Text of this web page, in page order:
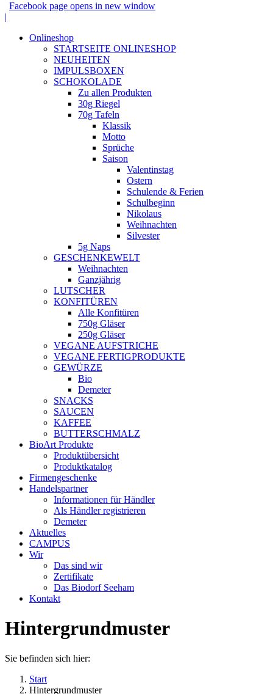
Facebook page opens in new window
|
Onlineshop
STARTSEITE ONLINESHOP
NEUHEITEN
IMPULSBOXEN
SCHOKOLADE
Zu allen Produkten
30g Riegel
70g Tafeln
Klassik
Motto
Sprüche
Saison
Valentinstag
Ostern
Schulende & Ferien
Schulbeginn
Nikolaus
Weihnachten
Silvester
5g Naps
GESCHENKEWELT
Weihnachten
Ganzjährig
LUTSCHER
KONFITÜREN
Alle Konfitüren
750g Gläser
250g Gläser
VEGANE AUFSTRICHE
VEGANE FERTIGPRODUKTE
GEWÜRZE
Bio
Demeter
SNACKS
SAUCEN
KAFFEE
BUTTERSCHMALZ
BioArt Produkte
Produktübersicht
Produktkatalog
Firmengeschenke
Handelspartner
Informationen für Händler
Als Händler registrieren
Demeter
Aktuelles
CAMPUS
Wir
Das sind wir
Zertifikate
Das Biodorf Seeham
Kontakt
Hintergrundmuster
Sie befinden sich hier:
Start
Hintergrundmuster